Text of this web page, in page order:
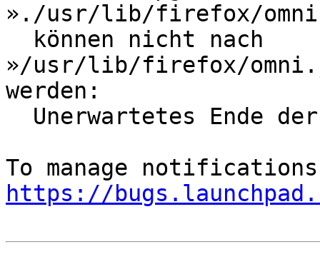
»./usr/lib/firefox/
»/usr/lib/firefox/
werden:
https://